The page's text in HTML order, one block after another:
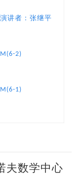
讲者：张继平
2)
1)
夫数学中心